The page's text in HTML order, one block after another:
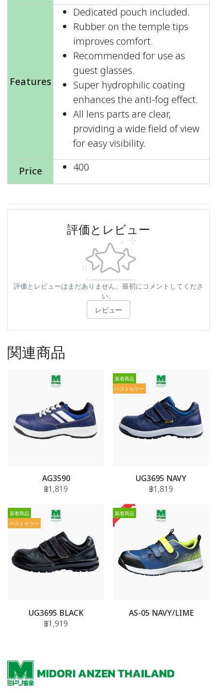
Features
Dedicated pouch included.
Rubber on the temple tips
improves comfort.
Recommended for use as
guest glasses.
Super hydrophilic coating
enhances the anti-fog effect.
All lens parts are clear,
providing a wide field of view
for easy visibility.
Price
400
評価とレビュー
評価とレビューはまだありません。最初にコメントしてくださ
い。
レビュー
関連商品
AG3590
฿1,819
新着商品
ベストセラー
UG3695 NAVY
฿1,819
新着商品
ベストセラー
UG3695 BLACK
฿1,919
新着商品
AS-05 NAVY/LIME